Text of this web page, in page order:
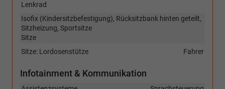
Lenkrad
Isofix (Kindersitzbefestigung), Rücksitzbank hinten geteilt,
Sitzheizung, Sportsitze
Sitze
Fahrer
Sitze: Lordosenstütze
Infotainment & Kommunikation